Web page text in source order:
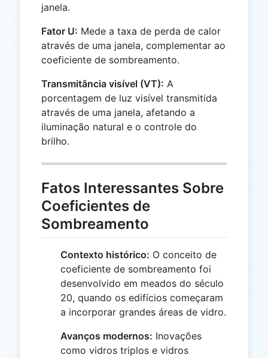
janela.
Fator U: Mede a taxa de perda de calor
através de uma janela, complementar ao
coeficiente de sombreamento.
Transmitância visível (VT): A
porcentagem de luz visível transmitida
através de uma janela, afetando a
iluminação natural e o controle do
brilho.
Fatos Interessantes Sobre
Coeficientes de
Sombreamento
Contexto histórico: O conceito de
coeficiente de sombreamento foi
desenvolvido em meados do século
20, quando os edifícios começaram
a incorporar grandes áreas de vidro.
Avanços modernos: Inovações
como vidros triplos e vidros